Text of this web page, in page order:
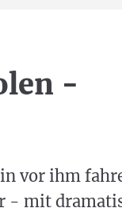
-
vor ihm
- mit